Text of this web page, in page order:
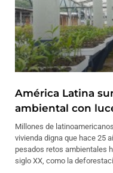
América Latina
ambiental con
Millones de
vivienda digna que hace 25
pesados retos ambientales
siglo XX, como la